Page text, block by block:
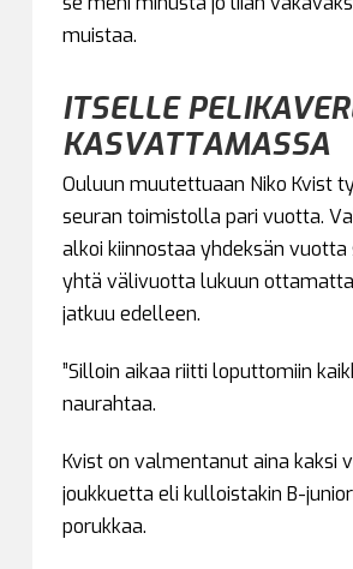
muistaa.
ITSELLE
KASVATTAMASSA
Ouluun muutettuaan Niko Kvist
seuran toimistolla pari vuotta.
alkoi kiinnostaa yhdeksän vuotta
yhtä välivuotta lukuun
jatkuu edelleen.
”Silloin aikaa riitti loputtomiin
naurahtaa.
Kvist on valmentanut aina kaksi
joukkuetta eli kulloistakin B-
porukkaa.